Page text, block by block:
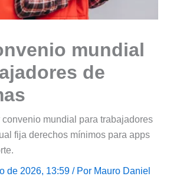
mundial
de
mundial para trabajadores
fija derechos mínimos para apps
de 2026, 13:59 / Por Mauro Daniel